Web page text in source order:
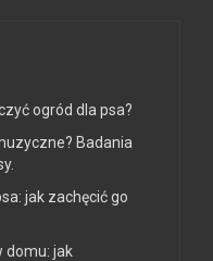
ogród dla psa?
Badania
jak zachęcić go
domu: jak